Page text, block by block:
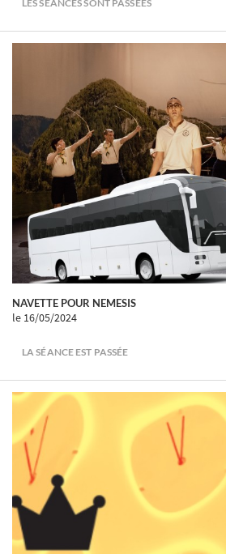
LES SÉANCES SONT PASSÉES
NAVETTE POUR NEMESIS
le 16/05/2024
LA SÉANCE EST PASSÉE